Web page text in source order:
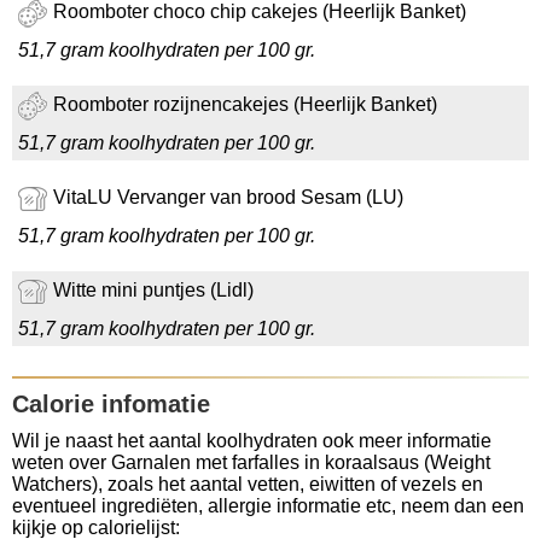
Roomboter choco chip cakejes (Heerlijk Banket)
51,7 gram koolhydraten per 100 gr.
Roomboter rozijnencakejes (Heerlijk Banket)
51,7 gram koolhydraten per 100 gr.
VitaLU Vervanger van brood Sesam (LU)
51,7 gram koolhydraten per 100 gr.
Witte mini puntjes (Lidl)
51,7 gram koolhydraten per 100 gr.
Calorie infomatie
Wil je naast het aantal koolhydraten ook meer informatie
weten over Garnalen met farfalles in koraalsaus (Weight
Watchers), zoals het aantal vetten, eiwitten of vezels en
eventueel ingrediëten, allergie informatie etc, neem dan een
kijkje op calorielijst: